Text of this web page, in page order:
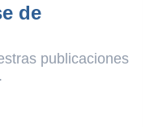
de
publicaciones